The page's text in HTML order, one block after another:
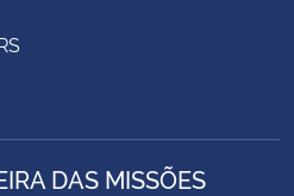
DAS MISSÕES